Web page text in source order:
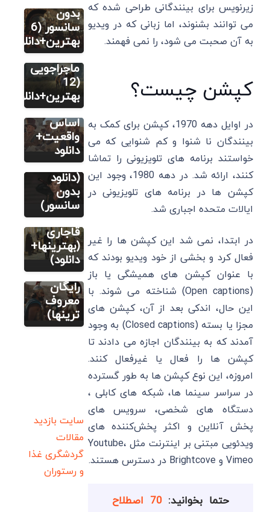
زیرنویس‌ برای بینندگانی طراحی شده‌ که
می ‌توانند بشنوند، اما زبانی که در ویدیو
به آن صحبت می ‌شود، را نمی ‌فهمند.
کپشن چیست؟
در اوایل دهه 1970، کپشن برای کمک به
بینندگان نا شنوا و کم شنوایی که می
خواستند برنامه های تلویزیونی را تماشا
کنند، ارائه شد. در دهه 1980، وجود این
کپشن ها در برنامه های تلویزیونی در
ایالات متحده اجباری شد.
در ابتدا، نمی شد این کپشن ها را غیر
فعال کرد و بخشی از خود ویدیو بودند که
با عنوان کپشن های همیشگی یا باز
(Open captions) شناخته می شوند. با
این حال، اندکی بعد از آن، کپشن های
مجزا یا بسته (Closed captions) به وجود
آمدند که به بینندگان اجازه می دادند تا
کپشن ها را فعال یا غیرفعال کنند.
امروزه، این نوع کپشن ها به ‌طور گسترده
در سراسر سینما ها، شبکه‌ های کابلی ،
دستگاه ‌های شخصی، سرویس ‌های
پخش آنلاین و اکثر پخش‌کننده ‌های
ویدئویی مبتنی بر اینترنت مثل Youtube،
Vimeo و Brightcove در دسترس هستند.
حتما بخوانید:
70 اصطلاح
بدون
سانسور (6
بهترین+دانلود)
فیلم
فیلم های
تاریخی
ماجراجویی
(12
بهترین+دانلود)
فیلم
12 بهترین
فیلم
تاریخی بر
اساس
واقعیت+
دانلود
فیلم
14 فیلم
سینمایی
اکشن
رزمی خفن
(دانلود
بدون
سانسور)
فیلم
8 فیلم و
سریال
تاریخی
ایرانی
قاجاری
(بهترینها+
دانلود)
فیلم
6 فیلم
تاریخی
ایرانی
ساخت
خارج
(دانلود
رایگان
معروف
ترینها)
سایت بازدید
مقالات
گردشگری غذا
و رستوران